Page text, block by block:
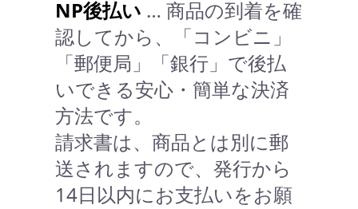
NP後払い … 商品の到着を確
認してから、「コンビニ」
「郵便局」「銀行」で後払
いできる安心・簡単な決済
方法です。
請求書は、商品とは別に郵
送されますので、発行から
14日以内にお支払いをお願